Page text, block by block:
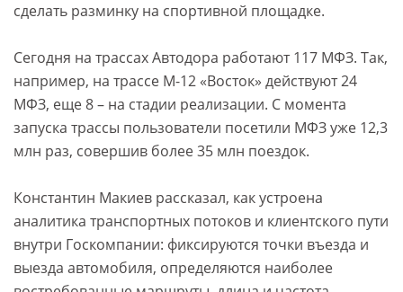
сделать разминку на спортивной площадке.
Сегодня на трассах Автодора работают 117 МФЗ. Так,
например, на трассе М-12 «Восток» действуют 24
МФЗ, еще 8 – на стадии реализации. С момента
запуска трассы пользователи посетили МФЗ уже 12,3
млн раз, совершив более 35 млн поездок.
Константин Макиев рассказал, как устроена
аналитика транспортных потоков и клиентского пути
внутри Госкомпании: фиксируются точки въезда и
выезда автомобиля, определяются наиболее